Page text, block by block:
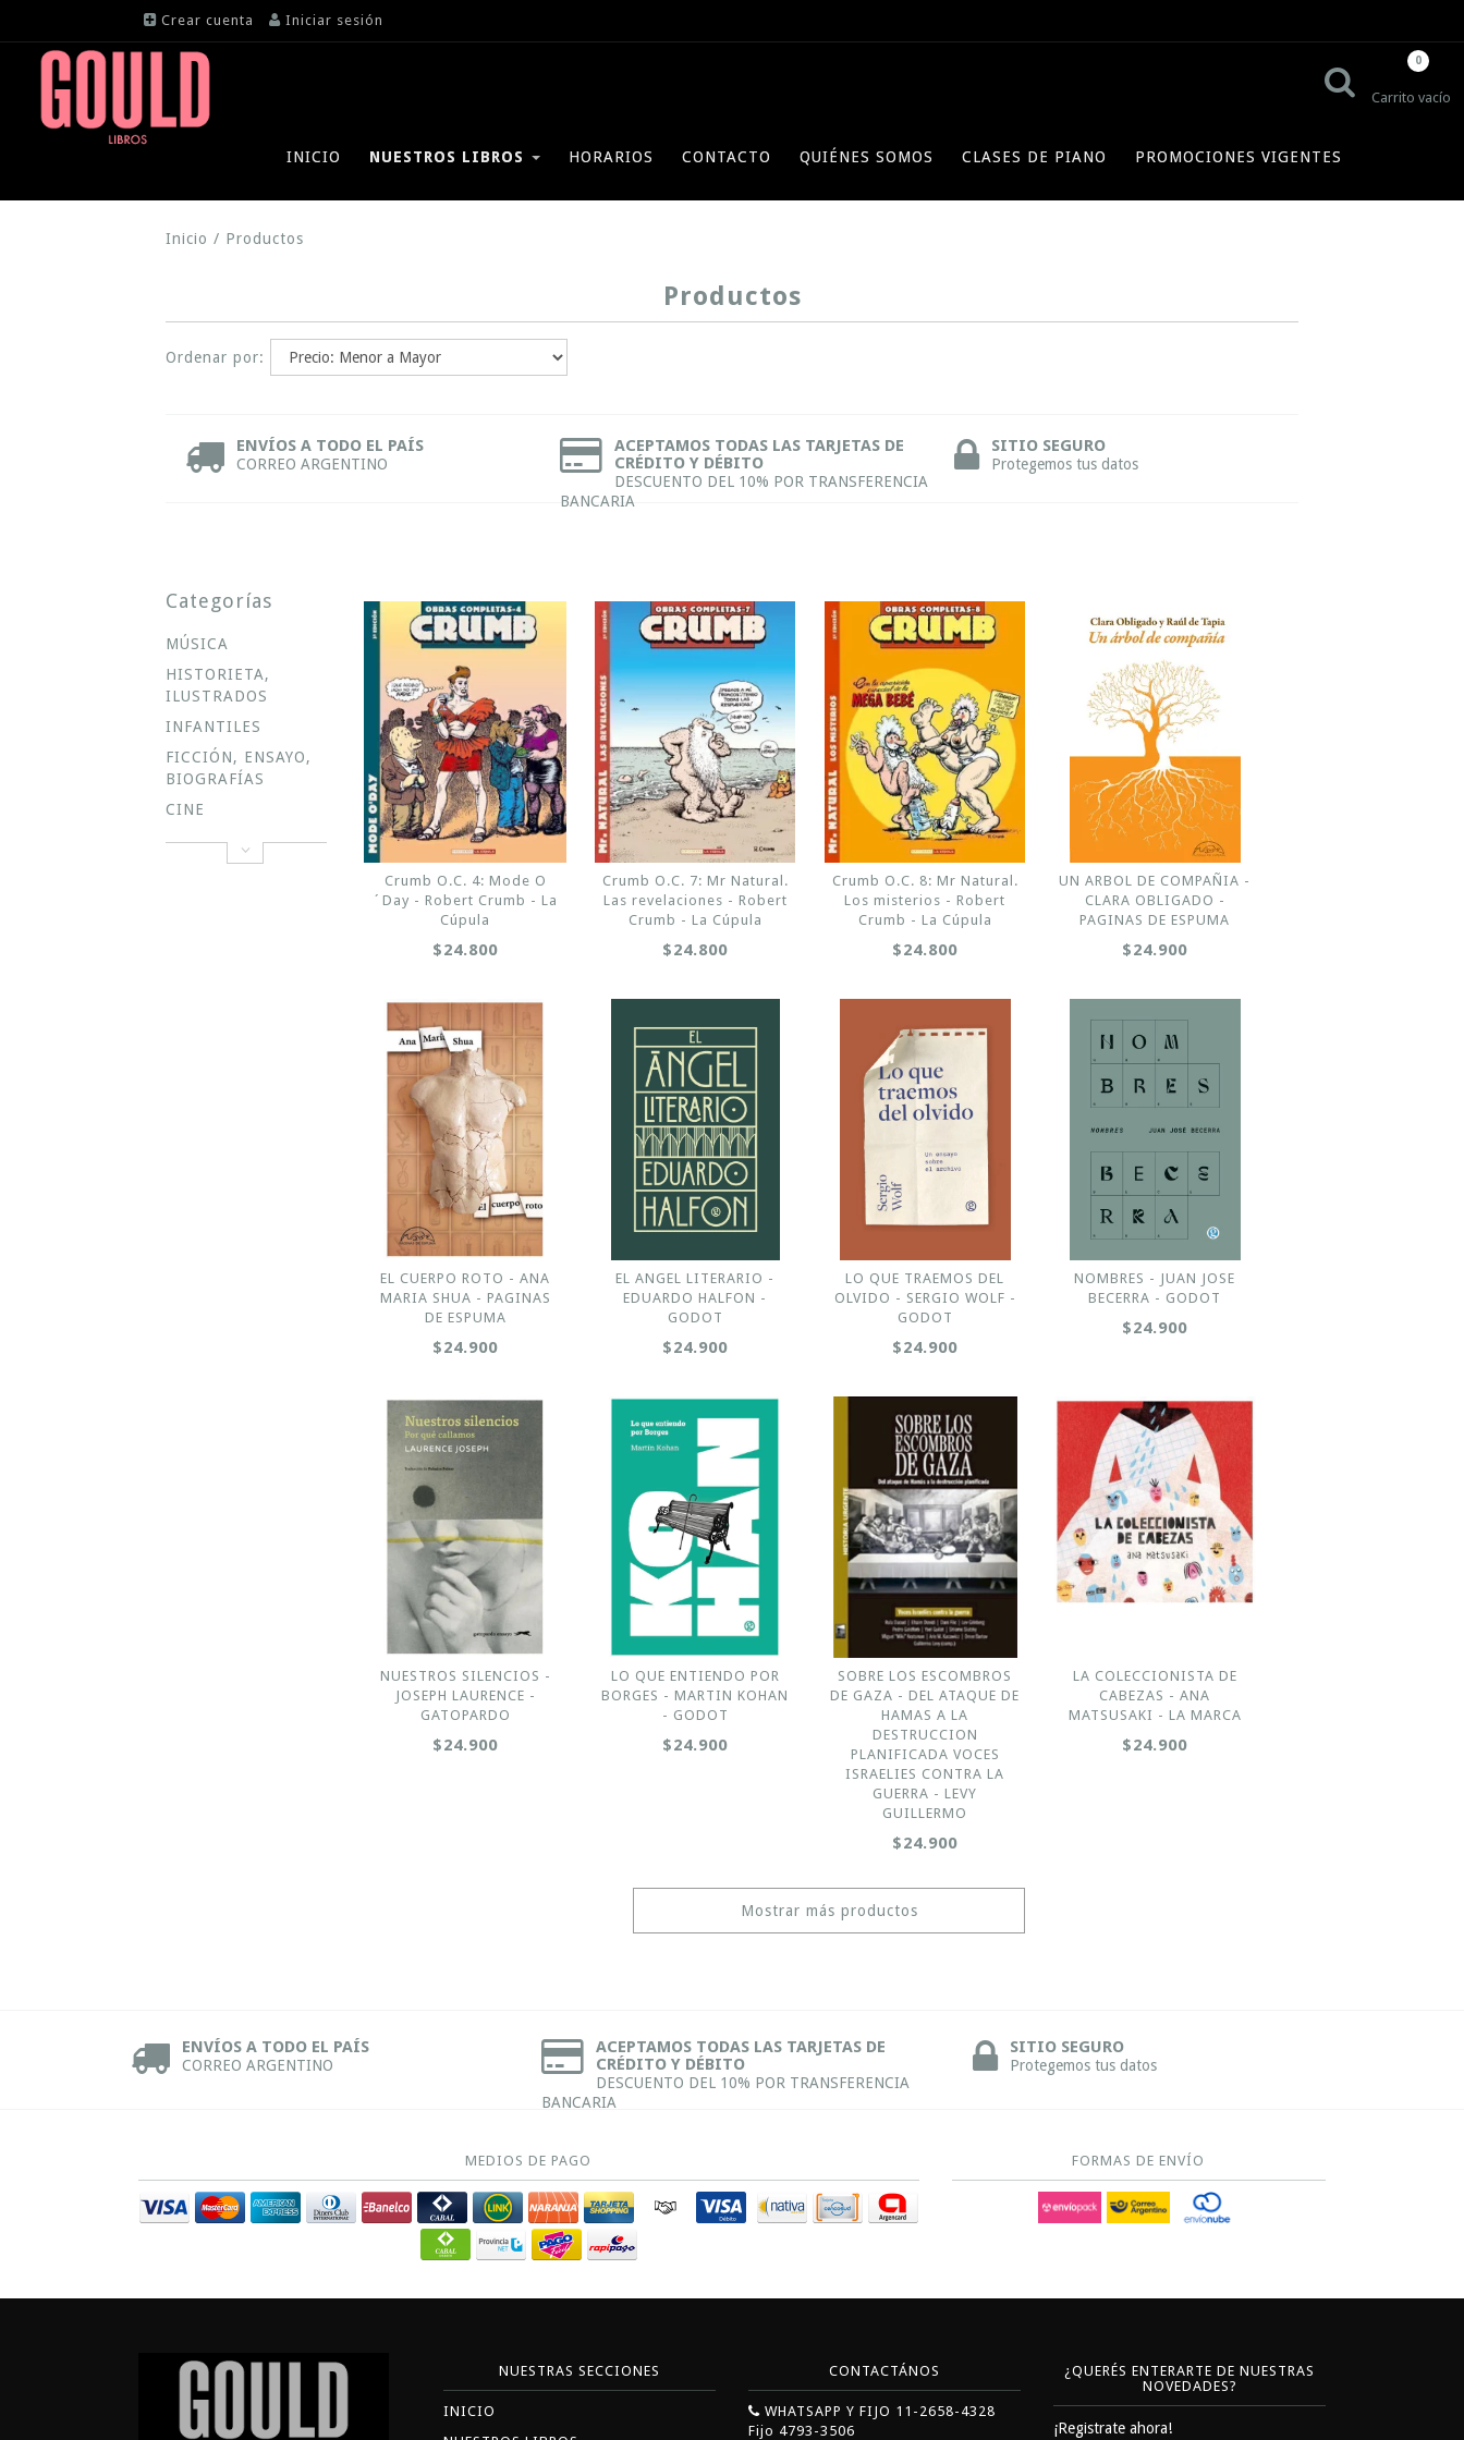
Crear cuenta Iniciar sesión
Carrito vacío
0
INICIO NUESTROS LIBROS HORARIOS CONTACTO QUIÉNES SOMOS CLASES DE PIANO PROMOCIONES VIGENTES
Inicio / Productos
Productos
Ordenar por:
ENVÍOS A TODO EL PAÍS
CORREO ARGENTINO
ACEPTAMOS TODAS LAS TARJETAS DE
CRÉDITO Y DÉBITO
DESCUENTO DEL 10% POR TRANSFERENCIA
BANCARIA
SITIO SEGURO
Protegemos tus datos
Categorías
MÚSICA
HISTORIETA,
ILUSTRADOS
INFANTILES
FICCIÓN, ENSAYO,
BIOGRAFÍAS
CINE
Crumb O.C. 4: Mode O
´Day - Robert Crumb - La
Cúpula
$24.800
Crumb O.C. 7: Mr Natural.
Las revelaciones - Robert
Crumb - La Cúpula
$24.800
Crumb O.C. 8: Mr Natural.
Los misterios - Robert
Crumb - La Cúpula
$24.800
UN ARBOL DE COMPAÑIA -
CLARA OBLIGADO -
PAGINAS DE ESPUMA
$24.900
EL CUERPO ROTO - ANA
MARIA SHUA - PAGINAS
DE ESPUMA
$24.900
EL ANGEL LITERARIO -
EDUARDO HALFON -
GODOT
$24.900
LO QUE TRAEMOS DEL
OLVIDO - SERGIO WOLF -
GODOT
$24.900
NOMBRES - JUAN JOSE
BECERRA - GODOT
$24.900
NUESTROS SILENCIOS -
JOSEPH LAURENCE -
GATOPARDO
$24.900
LO QUE ENTIENDO POR
BORGES - MARTIN KOHAN
- GODOT
$24.900
SOBRE LOS ESCOMBROS
DE GAZA - DEL ATAQUE DE
HAMAS A LA
DESTRUCCION
PLANIFICADA VOCES
ISRAELIES CONTRA LA
GUERRA - LEVY
GUILLERMO
$24.900
LA COLECCIONISTA DE
CABEZAS - ANA
MATSUSAKI - LA MARCA
$24.900
Mostrar más productos
ENVÍOS A TODO EL PAÍS
CORREO ARGENTINO
ACEPTAMOS TODAS LAS TARJETAS DE
CRÉDITO Y DÉBITO
DESCUENTO DEL 10% POR TRANSFERENCIA
BANCARIA
SITIO SEGURO
Protegemos tus datos
MEDIOS DE PAGO FORMAS DE ENVÍO
NUESTRAS SECCIONES
INICIO
CONTACTÁNOS
WHATSAPP Y FIJO 11-2658-4328
Fijo 4793-3506
¿QUERÉS ENTERARTE DE NUESTRAS
NOVEDADES?
¡Registrate ahora!